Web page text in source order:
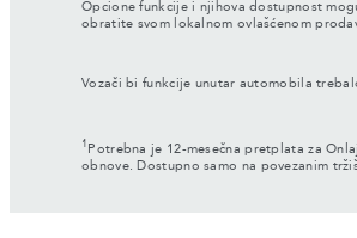
Opcione funkcije i njihova dostupnost
obratite svom lokalnom ovlašćenom
Vozači bi funkcije unutar automobila
1 Potrebna je 12-mesečna pretplata za
obnove. Dostupno samo na povezanim